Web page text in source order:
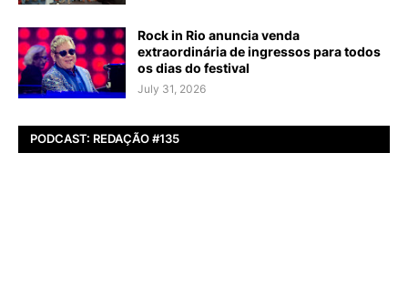
Rock in Rio anuncia venda
extraordinária de ingressos para todos
os dias do festival
July 31, 2026
PODCAST: REDAÇÃO #135